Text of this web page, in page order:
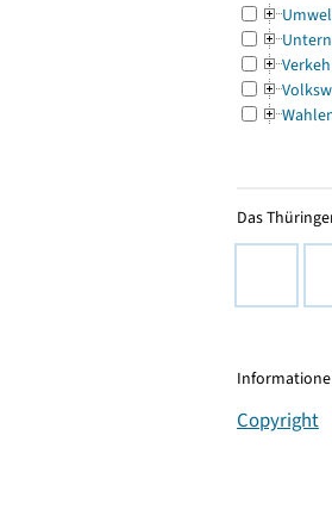
Das
Copyright